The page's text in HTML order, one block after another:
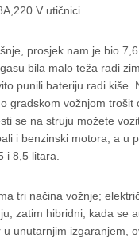
V utičnici.
prosjek nam je bio
bila malo teža radi
punili bateriju radi kiše.
gradskom vožnjom trošit
se na struju možete
i benzinski motora, a u
i 8,5 litara.
tri načina vožnje;
zatim hibridni, kada se
u unutarnjim izgaranjem,